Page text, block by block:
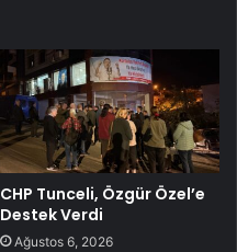
CHP Tunceli, Özgür Özel’e
Destek Verdi
Ağustos 6, 2026